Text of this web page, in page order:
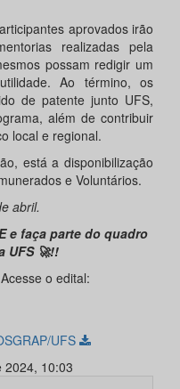
aprovados irão
realizadas pela
possam redigir um
Ao término, os
de patente junto UFS,
além de contribuir
local e regional.
está a disponibilização
e Voluntários.
abril.
e faça parte do quadro
UFS 🚀!!
Acesse o edital:
UFS
2024, 10:03